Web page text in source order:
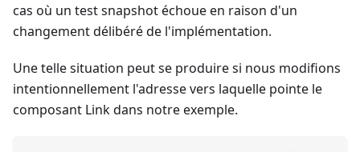
cas où un test snapshot échoue en raison d'un
changement délibéré de l'implémentation.
Une telle situation peut se produire si nous modifions
intentionnellement l'adresse vers laquelle pointe le
composant Link dans notre exemple.